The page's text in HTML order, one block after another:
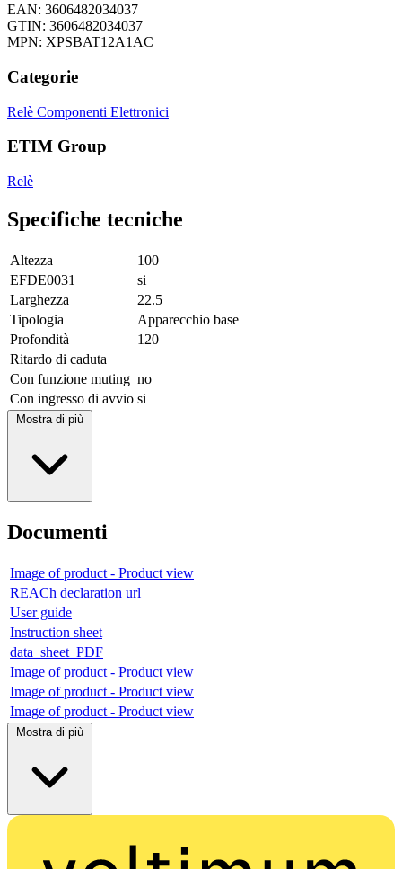
EAN: 3606482034037
GTIN: 3606482034037
MPN: XPSBAT12A1AC
Categorie
Relè Componenti Elettronici
ETIM Group
Relè
Specifiche tecniche
Altezza
100
EFDE0031
si
Larghezza
22.5
Tipologia
Apparecchio base
Profondità
120
Ritardo di caduta
Con funzione muting no
Con ingresso di avvio si
Mostra di più
Documenti
Image of product - Product view
REACh declaration url
User guide
Instruction sheet
data_sheet_PDF
Image of product - Product view
Image of product - Product view
Image of product - Product view
Mostra di più